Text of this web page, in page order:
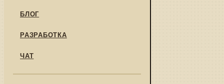
БЛОГ
РАЗРАБОТКА
ЧАТ